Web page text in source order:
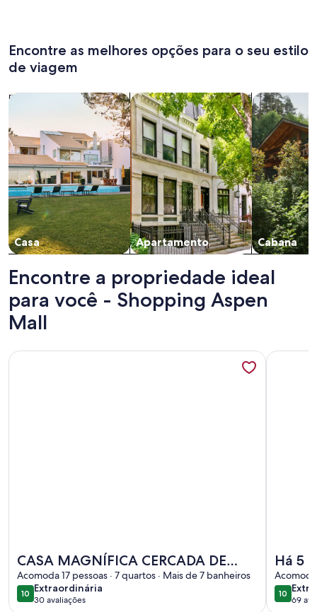
Encontre as melhores opções para o seu estilo
de viagem
Casa
Busque casas
Apartamento
Busque apartamentos
Cabana
buscar
Encontre a propriedade ideal
para você - Shopping Aspen
Mall
Mais informações sobre CASA MAGNÍFICA CERCADA DE
CASA MAGNÍFICA CERCADA DE
MATA NATIVA, PARA QUEM QUER
SOSSEGO
Acomoda 17 pessoas · 7 quartos · Mais de 7 banheiros
1010 de 10
Extraordinária
extraordinária
30 avaliações
(30
Mais informações sobre CASA MAGNÍFICA CERCADA DE
Há 5
1010 de 10
69
(69
Mais